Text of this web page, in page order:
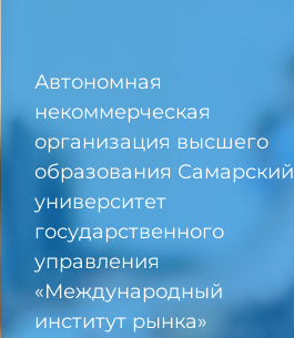
Автономная
некоммерческая
организация высшего
образования Самарский
университет
государственного
управления
«Международный
институт рынка»